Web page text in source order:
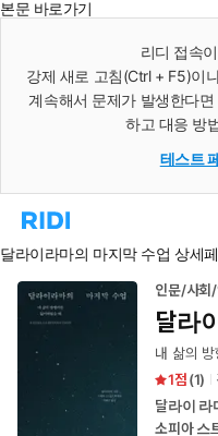
본문 바로가기
리디 접속
강제 새로 고침(Ctrl + F5)이
계속해서 문제가 발생한다
하고 대응 방
테스트
리
홈
로
이
동
달라이라마의 마지막 수업 상세
인문/사회
달라
내 삶의
1
(1)
달라이 라
소피아 스